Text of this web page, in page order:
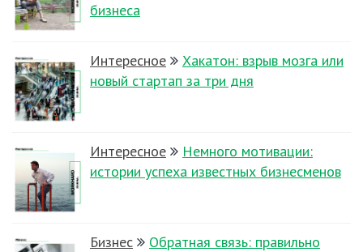
бизнеса
Интересное
Хакатон: взрыв мозга или
новый стартап за три дня
Интересное
Немного мотивации:
истории успеха известных бизнесменов
Бизнес
Обратная связь: правильно